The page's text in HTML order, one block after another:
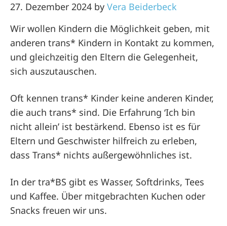
27. Dezember 2024 by Vera Beiderbeck
Wir wollen Kindern die Möglichkeit geben, mit
anderen trans* Kindern in Kontakt zu kommen,
und gleichzeitig den Eltern die Gelegenheit,
sich auszutauschen.
Oft kennen trans* Kinder keine anderen Kinder,
die auch trans* sind. Die Erfahrung ‘Ich bin
nicht allein’ ist bestärkend. Ebenso ist es für
Eltern und Geschwister hilfreich zu erleben,
dass Trans* nichts außergewöhnliches ist.
In der tra*BS gibt es Wasser, Softdrinks, Tees
und Kaffee. Über mitgebrachten Kuchen oder
Snacks freuen wir uns.